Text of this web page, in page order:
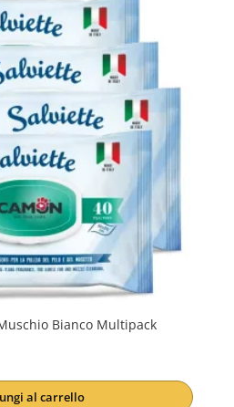
Bianco Multipack
al carrello